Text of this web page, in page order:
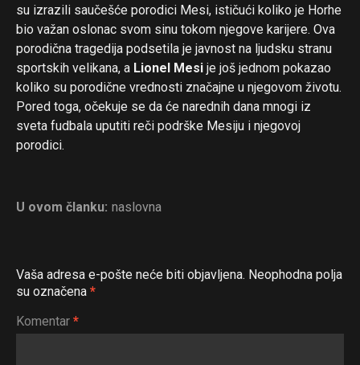
su izrazili saučešće porodici Mesi, ističući koliko je Horhe
bio važan oslonac svom sinu tokom njegove karijere. Ova
porodična tragedija podsetila je javnost na ljudsku stranu
sportskih velikana, a Lionel Mesi je još jednom pokazao
koliko su porodične vrednosti značajne u njegovom životu.
Pored toga, očekuje se da će narednih dana mnogi iz
sveta fudbala uputiti reči podrške Mesiju i njegovoj
porodici.
U ovom članku: naslovna
Vaša adresa e-pošte neće biti objavljena. Neophodna polja
su označena *
Komentar *